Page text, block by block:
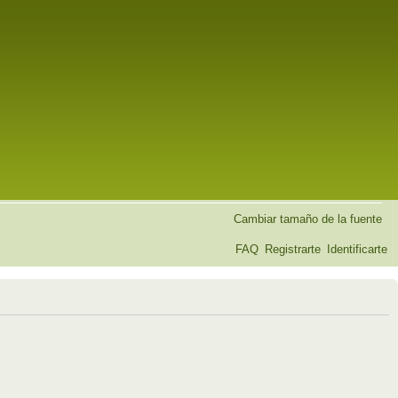
Cambiar tamaño de la fuente
FAQ Registrarte Identificarte